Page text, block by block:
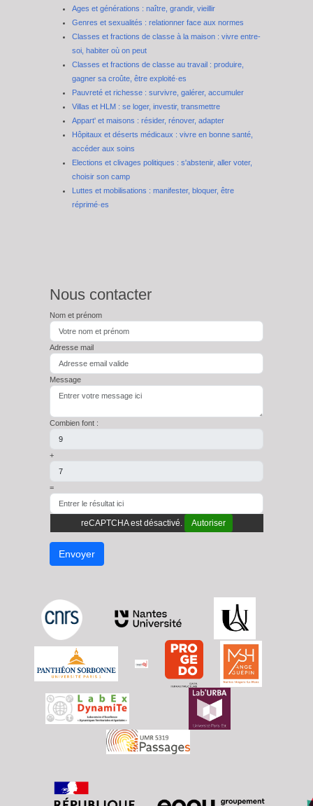
Ages et générations : naître, grandir, vieillir
Genres et sexualités : relationner face aux normes
Classes et fractions de classe à la maison : vivre entre-
soi, habiter où on peut
Classes et fractions de classe au travail : produire,
gagner sa croûte, être exploité·es
Pauvreté et richesse : survivre, galérer, accumuler
Villas et HLM : se loger, investir, transmettre
Appart' et maisons : résider, rénover, adapter
Hôpitaux et déserts médicaux : vivre en bonne santé,
accéder aux soins
Elections et clivages politiques : s'abstenir, aller voter,
choisir son camp
Luttes et mobilisations : manifester, bloquer, être
réprimé·es
Nous contacter
Nom et prénom
Adresse mail
Message
Combien font :
+
=
reCAPTCHA est désactivé. Autoriser
Envoyer